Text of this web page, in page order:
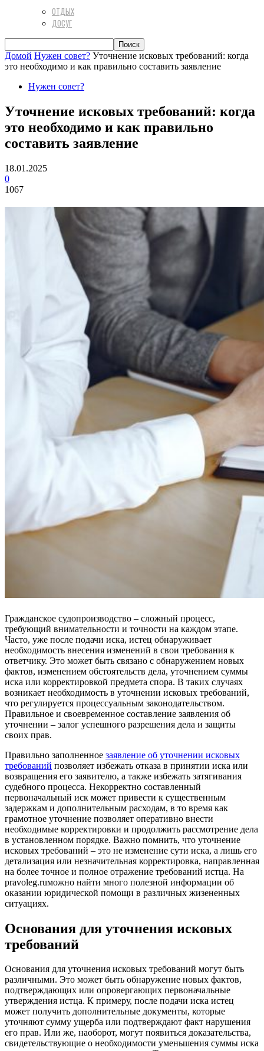
ОТДЫХ
ДОСУГ
Домой Нужен совет? Уточнение исковых требований: когда
это необходимо и как правильно составить заявление
Нужен совет?
Уточнение исковых требований: когда
это необходимо и как правильно
составить заявление
18.01.2025
0
1067
Гражданское судопроизводство – сложный процесс,
требующий внимательности и точности на каждом этапе.
Часто, уже после подачи иска, истец обнаруживает
необходимость внесения изменений в свои требования к
ответчику. Это может быть связано с обнаружением новых
фактов, изменением обстоятельств дела, уточнением суммы
иска или корректировкой предмета спора. В таких случаях
возникает необходимость в уточнении исковых требований,
что регулируется процессуальным законодательством.
Правильное и своевременное составление заявления об
уточнении – залог успешного разрешения дела и защиты
своих прав.
Правильно заполненное заявление об уточнении исковых
требований позволяет избежать отказа в принятии иска или
возвращения его заявителю, а также избежать затягивания
судебного процесса. Некорректно составленный
первоначальный иск может привести к существенным
задержкам и дополнительным расходам, в то время как
грамотное уточнение позволяет оперативно внести
необходимые корректировки и продолжить рассмотрение дела
в установленном порядке. Важно помнить, что уточнение
исковых требований – это не изменение сути иска, а лишь его
детализация или незначительная корректировка, направленная
на более точное и полное отражение требований истца. На
pravoleg.ruможно найти много полезной информации об
оказании юридической помощи в различных жизененных
ситуациях.
Основания для уточнения исковых
требований
Основания для уточнения исковых требований могут быть
различными. Это может быть обнаружение новых фактов,
подтверждающих или опровергающих первоначальные
утверждения истца. К примеру, после подачи иска истец
может получить дополнительные документы, которые
уточняют сумму ущерба или подтверждают факт нарушения
его прав. Или же, наоборот, могут появиться доказательства,
свидетельствующие о необходимости уменьшения суммы иска